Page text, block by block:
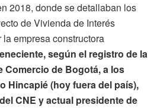
2018, donde se detallaban los
de Vivienda de Interés
empresa constructora
según el registro de la
Comercio de Bogotá, a los
Hincapié (hoy fuera del país),
CNE y actual presidente de